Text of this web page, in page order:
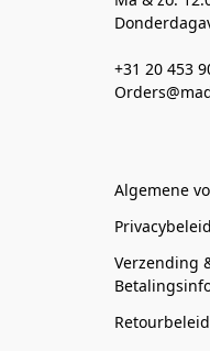
+31 20 453
Algemene
Privacybeleid
Verzending
Retourbeleid